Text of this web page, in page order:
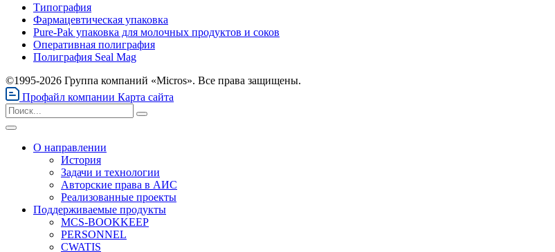
Типография
Фармацевтическая упаковка
Pure-Pak упаковка для молочных продуктов и соков
Оперативная полиграфия
Полиграфия Seal Mag
©1995-2026 Группа компаний «Micros». Все права защищены.
Профайл компании Карта сайта
О направлении
История
Задачи и технологии
Авторские права в АИС
Реализованные проекты
Поддерживаемые продукты
MCS-BOOKKEEP
PERSONNEL
CWATIS